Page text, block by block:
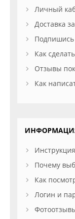
Личный
Доставка
Подпишись
Как
Отзывы
Как
Почему
Как
Логин и